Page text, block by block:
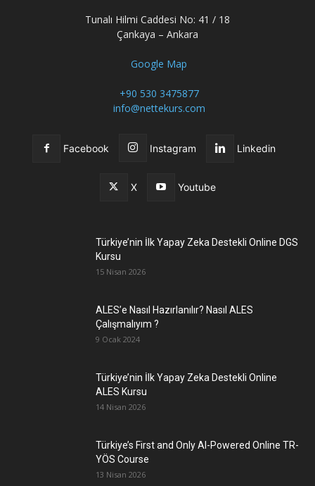
Tunalı Hilmi Caddesi No: 41 / 18
Çankaya – Ankara
Google Map
+90 530 3475877
info@nettekurs.com
Facebook Instagram Linkedin
X Youtube
Türkiye’nin İlk Yapay Zeka Destekli Online DGS
Kursu
15 Nisan 2026
ALES’e Nasıl Hazırlanılır? Nasıl ALES
Çalışmalıyım ?
9 Ocak 2024
Türkiye’nin İlk Yapay Zeka Destekli Online
ALES Kursu
14 Nisan 2026
Türkiye’s First and Only AI-Powered Online TR-
YÖS Course
13 Nisan 2026